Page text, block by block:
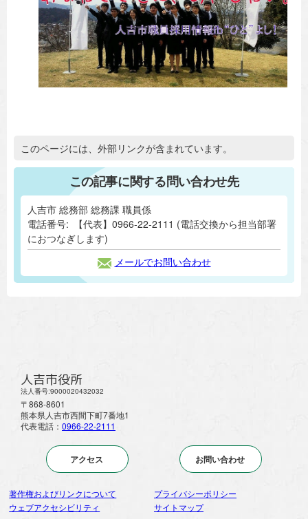
追加情報：外部リンク
このページには、外部リンクが含まれています。
この記事に関する問い合わせ先
人吉市 総務部 総務課 職員係
電話番号:
【代表】0966-22-2111 (電話交換から担当部署
におつなぎします)
メールでお問い合わせ
人吉市役所
法人番号:9000020432032
〒868-8601
熊本県人吉市西間下町7番地1
代表電話： 0966-22-2111
アクセス お問い合わせ
著作権およびリンクについて
プライバシーポリシー
ウェブアクセシビリティ
サイトマップ